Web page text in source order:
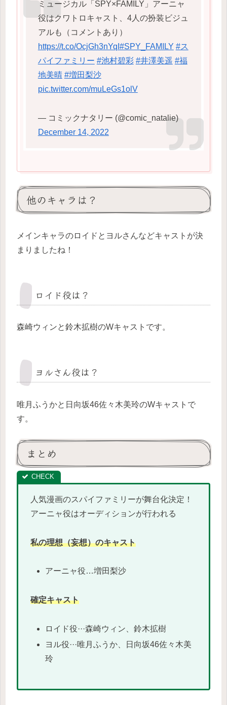
ミュージカル「SPY×FAMILY」アーニャ
役はクワトロキャスト、4人の扮装ビジュ
アルも（コメントあり）
https://t.co/OcjGh3nYqI #SPY_FAMILY #ス
パイファミリー #池村碧彩 #井澤美遥 #福
地美晴 #増田梨沙
pic.twitter.com/muLeGs1olV
— コミックナタリー (@comic_natalie)
December 14, 2022
他のキャラは？
メインキャラのロイドとヨルさんなどキャストが決
まりましたね！
ロイド役は？
森崎ウィンと鈴木拡樹のWキャストです。
ヨルさん役は？
唯月ふうかと日向坂46佐々木美玲のWキャストで
す。
まとめ
人気漫画のスパイファミリーが舞台化決定！
アーニャ役はオーディションが行われる
私の理想（妄想）のキャスト
アーニャ役…増田梨沙
確定キャスト
ロイド役···森崎ウィン、鈴木拡樹
ヨル役···唯月ふうか、日向坂46佐々木美
玲